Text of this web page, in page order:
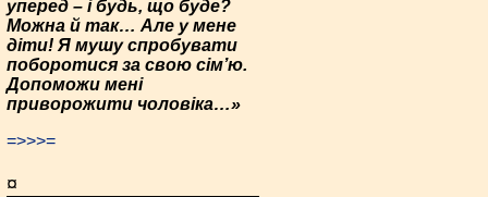
уперед – і будь, що буде?
Можна й так… Але у мене
діти! Я мушу спробувати
поборотися за свою сім’ю.
Допоможи мені
приворожити чоловіка…»
=>>>=
¤